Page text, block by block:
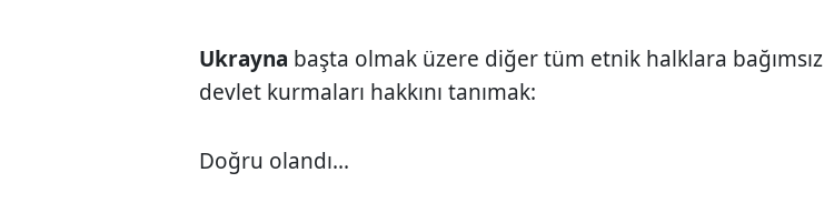
Ukrayna başta olmak üzere diğer tüm etnik halklara bağımsız
devlet kurmaları hakkını tanımak:
Doğru olandı...